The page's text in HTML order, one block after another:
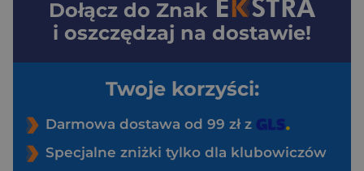
Dołącz do Znak
i oszczędzaj na dostawie!
Twoje korzyści:
Darmowa dostawa od 99 zł z
Specjalne zniżki tylko dla klubowiczów